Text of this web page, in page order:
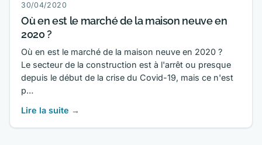
30/04/2020
Où en est le marché de la maison neuve en
2020 ?
Où en est le marché de la maison neuve en 2020 ?
Le secteur de la construction est à l'arrêt ou presque
depuis le début de la crise du Covid-19, mais ce n'est
p…
Lire la suite →